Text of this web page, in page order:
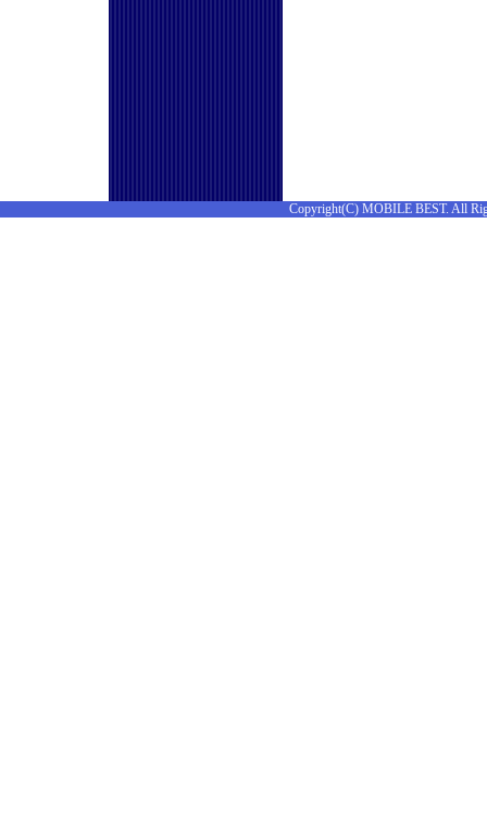
Copyright(C) MOBILE BEST. All